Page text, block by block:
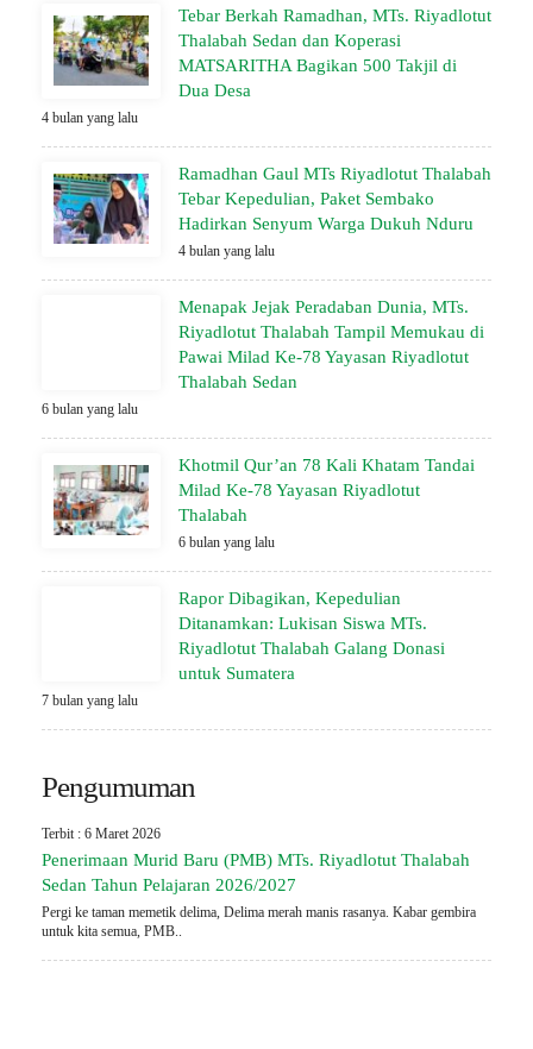
Tebar Berkah Ramadhan, MTs. Riyadlotut
Thalabah Sedan dan Koperasi
MATSARITHA Bagikan 500 Takjil di
Dua Desa
4 bulan yang lalu
Ramadhan Gaul MTs Riyadlotut Thalabah
Tebar Kepedulian, Paket Sembako
Hadirkan Senyum Warga Dukuh Nduru
4 bulan yang lalu
Menapak Jejak Peradaban Dunia, MTs.
Riyadlotut Thalabah Tampil Memukau di
Pawai Milad Ke-78 Yayasan Riyadlotut
Thalabah Sedan
6 bulan yang lalu
Khotmil Qur’an 78 Kali Khatam Tandai
Milad Ke-78 Yayasan Riyadlotut
Thalabah
6 bulan yang lalu
Rapor Dibagikan, Kepedulian
Ditanamkan: Lukisan Siswa MTs.
Riyadlotut Thalabah Galang Donasi
untuk Sumatera
7 bulan yang lalu
Pengumuman
Terbit : 6 Maret 2026
Penerimaan Murid Baru (PMB) MTs. Riyadlotut Thalabah
Sedan Tahun Pelajaran 2026/2027
Pergi ke taman memetik delima, Delima merah manis rasanya. Kabar gembira
untuk kita semua, PMB..